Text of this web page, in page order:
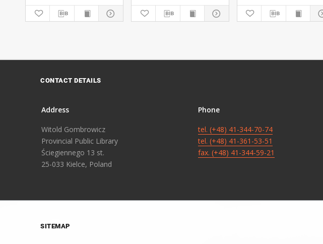
CONTACT DETAILS
Address
Witold Gombrowicz
Provincial Public Library
Ściegiennego 13 st.
25-033 Kielce, Poland
Phone
tel. (+48) 41-344-70-74
tel. (+48) 41-361-53-51
fax. (+48) 41-344-59-21
SITEMAP